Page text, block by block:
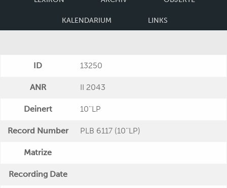
KALENDARIUM LINKS
ID 13250
ANR II 2043
Deinert 10''LP
Record Number PLB 6117 (10''LP)
Matrize
Recording Date